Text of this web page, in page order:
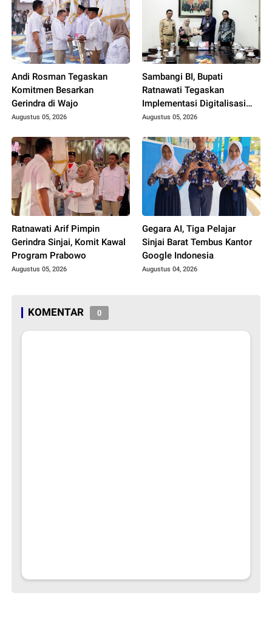
Andi Rosman Tegaskan
Komitmen Besarkan
Gerindra di Wajo
Augustus 05, 2026
Sambangi BI, Bupati
Ratnawati Tegaskan
Implementasi Digitalisasi
Daerah
Augustus 05, 2026
Ratnawati Arif Pimpin
Gerindra Sinjai, Komit Kawal
Program Prabowo
Augustus 05, 2026
Gegara AI, Tiga Pelajar
Sinjai Barat Tembus Kantor
Google Indonesia
Augustus 04, 2026
KOMENTAR 0